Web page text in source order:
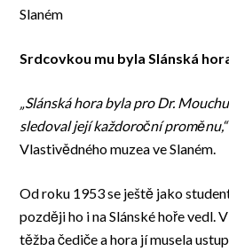
Slaném
Srdcovkou mu byla Slánská
„Slánská hora byla pro Dr.
sledoval její každoroční
Vlastivědného muzea ve Slaném.
Od roku 1953 se ještě jako
později ho i na Slánské hoře vedl.
těžba čediče a hora jí musela